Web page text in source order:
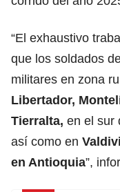
“El exhaustivo
que los soldados
militares en zona
Libertador,
Tierralta, en el sur
así como en
en Antioquia”,